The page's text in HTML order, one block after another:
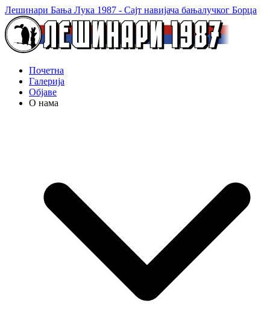
Лешинари Бања Лука 1987 - Сајт навијача бањалучког Борца
Почетна
Галерија
Објаве
О нама